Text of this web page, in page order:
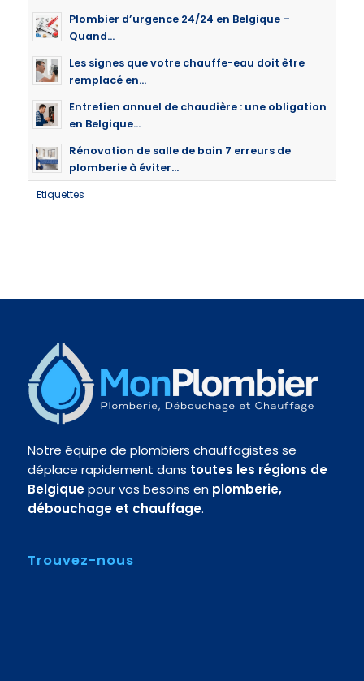
Plombier d’urgence 24/24 en Belgique –
Quand...
Les signes que votre chauffe-eau doit être
remplacé en...
Entretien annuel de chaudière : une obligation
en Belgique...
Rénovation de salle de bain 7 erreurs de
plomberie à éviter...
Etiquettes
Notre équipe de plombiers chauffagistes se
déplace rapidement dans toutes les régions de
Belgiquepour vos besoins en plomberie,
débouchage et chauffage.
Trouvez-nous